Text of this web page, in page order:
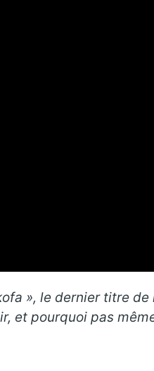
», le dernier titre de
et pourquoi pas